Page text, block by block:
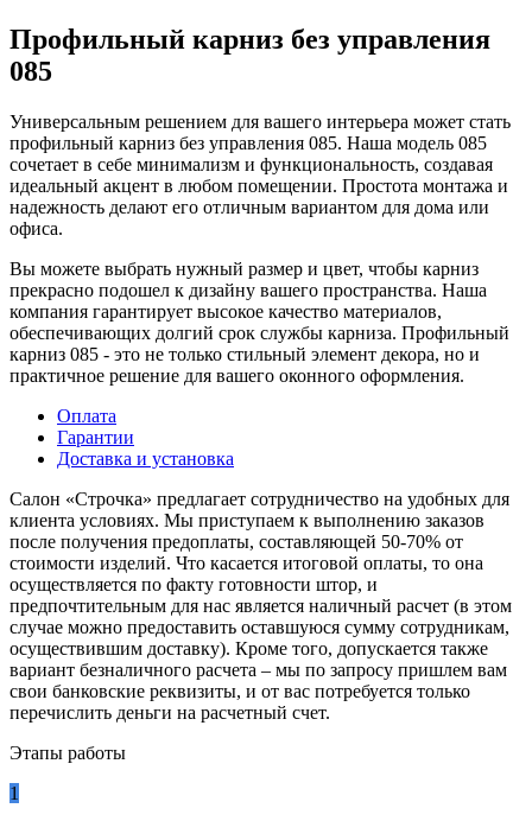
Профильный карниз без управления
085
Универсальным решением для вашего интерьера может стать
профильный карниз без управления 085. Наша модель 085
сочетает в себе минимализм и функциональность, создавая
идеальный акцент в любом помещении. Простота монтажа и
надежность делают его отличным вариантом для дома или
офиса.
Вы можете выбрать нужный размер и цвет, чтобы карниз
прекрасно подошел к дизайну вашего пространства. Наша
компания гарантирует высокое качество материалов,
обеспечивающих долгий срок службы карниза. Профильный
карниз 085 - это не только стильный элемент декора, но и
практичное решение для вашего оконного оформления.
Оплата
Гарантии
Доставка и установка
Салон «Строчка» предлагает сотрудничество на удобных для
клиента условиях. Мы приступаем к выполнению заказов
после получения предоплаты, составляющей 50-70% от
стоимости изделий. Что касается итоговой оплаты, то она
осуществляется по факту готовности штор, и
предпочтительным для нас является наличный расчет (в этом
случае можно предоставить оставшуюся сумму сотрудникам,
осуществившим доставку). Кроме того, допускается также
вариант безналичного расчета – мы по запросу пришлем вам
свои банковские реквизиты, и от вас потребуется только
перечислить деньги на расчетный счет.
Этапы работы
1